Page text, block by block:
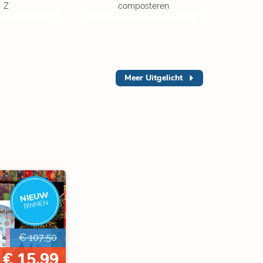
Z
composteren
Meer Uitgelicht
NIEUW
BINNEN
€ 107,50